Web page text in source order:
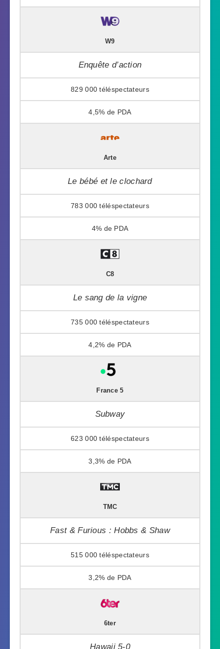
W9
Enquête d’action
829 000
4,5%
Arte
Le bébé et le clochard
783 000
4%
C8
Le sang de la vigne
735 000
4,2%
France 5
Subway
623 000
3,3%
TMC
Fast & Furious : Hobbs & Shaw
515 000
3,2%
6ter
Hawaii 5-0